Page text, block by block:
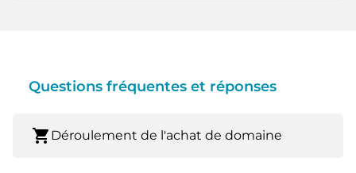
Questions fréquentes et réponses
shopping_cart Déroulement de l'achat de domaine